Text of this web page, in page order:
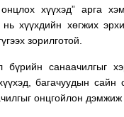
хүүхэд” арга
хүүхдийн хөгжих
зорилготой.
санаачилгыг
багачуудын сайн
онцгойлон дэмжиж